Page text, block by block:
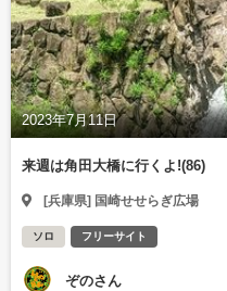
2023年7月11日
来週は角田大橋に行くよ!(86)
[兵庫県] 国崎せせらぎ広場
ソロ フリーサイト
ぞのさん